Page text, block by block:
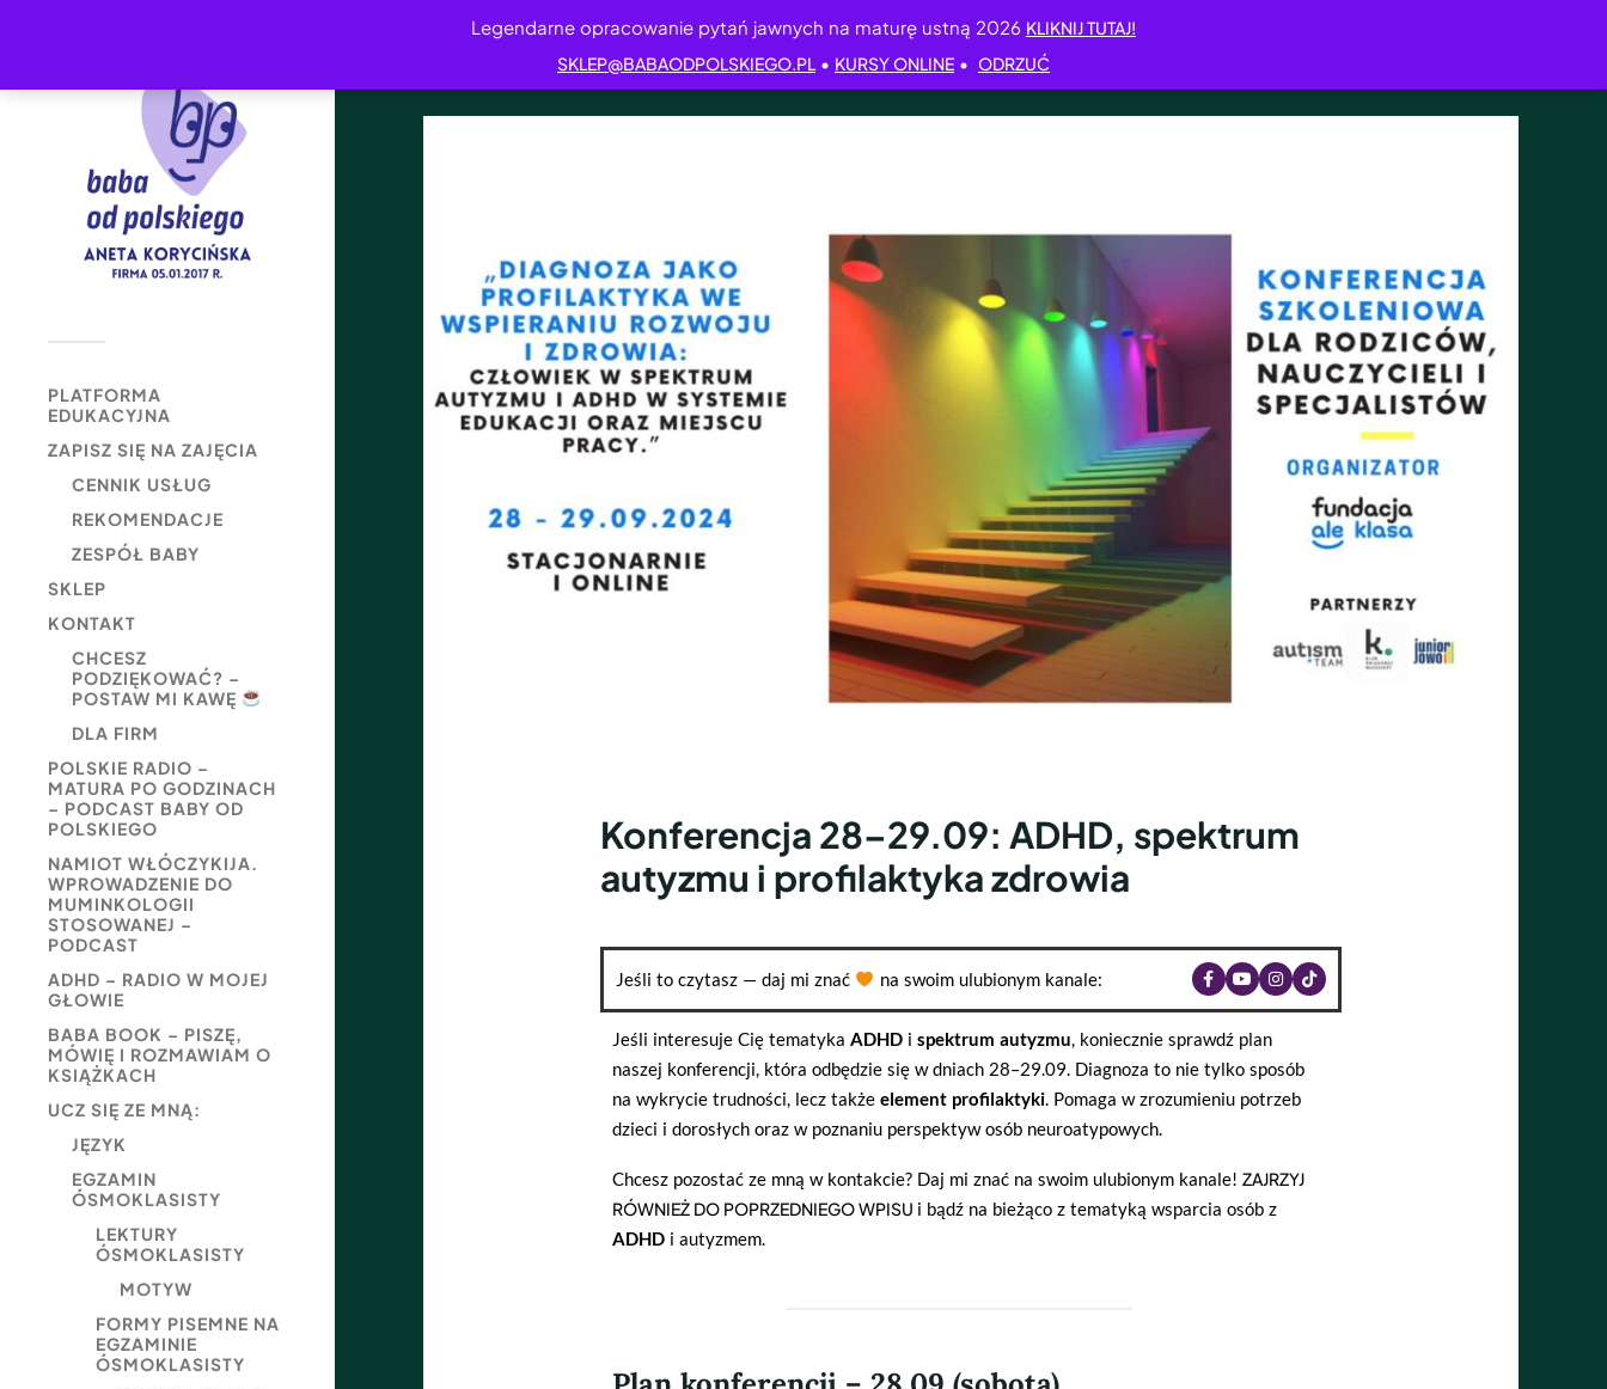
Legendarne opracowanie pytań jawnych na maturę ustną 2026 KLIKNIJ TUTAJ!
SKLEP@BABAODPOLSKIEGO.PL • KURSY ONLINE • ODRZUĆ
PLATFORMA
EDUKACYJNA
ZAPISZ SIĘ NA ZAJĘCIA
CENNIK USŁUG
REKOMENDACJE
ZESPÓŁ BABY
SKLEP
KONTAKT
CHCESZ
PODZIĘKOWAĆ? –
POSTAW MI KAWĘ
DLA FIRM
POLSKIE RADIO –
MATURA PO GODZINACH
– PODCAST BABY OD
POLSKIEGO
NAMIOT WŁÓCZYKIJA.
WPROWADZENIE DO
MUMINKOLOGII
STOSOWANEJ –
PODCAST
ADHD – RADIO W MOJEJ
GŁOWIE
BABA BOOK – PISZĘ,
MÓWIĘ I ROZMAWIAM O
KSIĄŻKACH
UCZ SIĘ ZE MNĄ:
JĘZYK
EGZAMIN
ÓSMOKLASISTY
LEKTURY
ÓSMOKLASISTY
MOTYW
FORMY PISEMNE NA
EGZAMINIE
ÓSMOKLASISTY
Konferencja 28–29.09: ADHD, spektrum
autyzmu i profilaktyka zdrowia
Jeśli to czytasz — daj mi znać na swoim ulubionym kanale:
Jeśli interesuje Cię tematyka ADHD i spektrum autyzmu, koniecznie sprawdź plan
naszej konferencji, która odbędzie się w dniach 28–29.09. Diagnoza to nie tylko sposób
na wykrycie trudności, lecz także element profilaktyki. Pomaga w zrozumieniu potrzeb
dzieci i dorosłych oraz w poznaniu perspektyw osób neuroatypowych.
Chcesz pozostać ze mną w kontakcie? Daj mi znać na swoim ulubionym kanale! ZAJRZYJ
RÓWNIEŻ DO POPRZEDNIEGO WPISU i bądź na bieżąco z tematyką wsparcia osób z
ADHD i autyzmem.